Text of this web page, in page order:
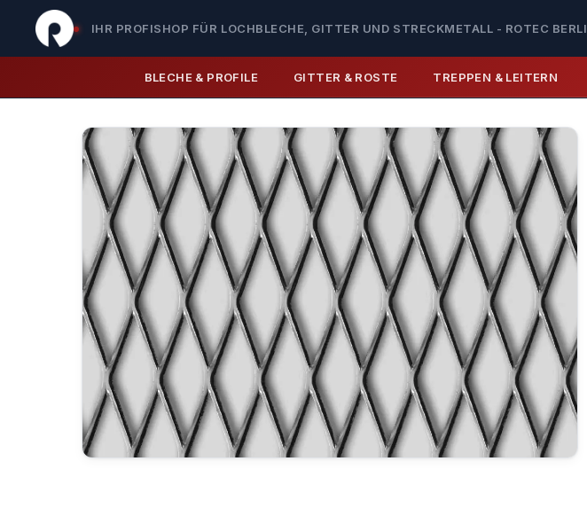
IHR PROFISHOP FÜR LOCHBLECHE, GITTER UND STRECKMETALL - ROTEC
BLECHE & PROFILE GITTER & ROSTE TREPPEN & LEITERN